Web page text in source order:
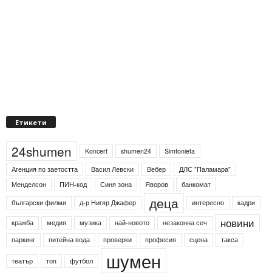
Етикети
24shumen Koncert shumen24
Simfonieta
Агенция по заетостта
Васил Левски Вебер
ДЛС "Паламара"
Менделсон
ПИН-код Синя зона Яворов
банкомат
български филми
д-р Нигяр Джафер деца интересно кадри
кражба медия музика най-новото незаконна сеч новини
паркинг питейна вода проверки професия сцена такса
театър топ футбол шумен